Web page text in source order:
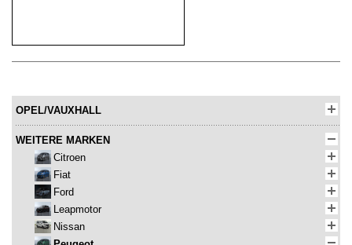
OPEL/VAUXHALL
WEITERE MARKEN
Citroen
Fiat
Ford
Leapmotor
Nissan